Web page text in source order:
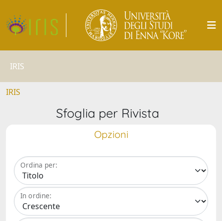
IRIS
IRIS
Sfoglia per Rivista
Opzioni
Ordina per:
In ordine: